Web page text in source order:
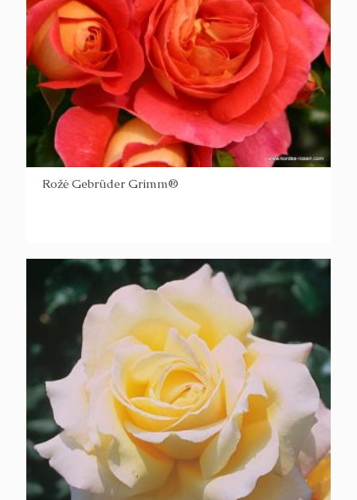
Rožė Gebrüder Grimm®